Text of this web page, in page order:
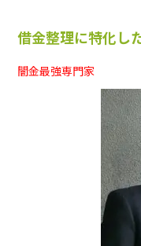
借金整理に特化し
闇金最強専門家